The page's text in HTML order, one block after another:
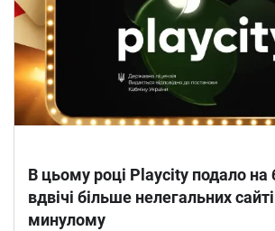
В цьому році Playcity подало на
вдвічі більше нелегальних
минулому